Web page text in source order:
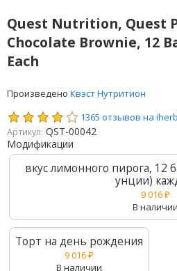
Quest Nutrition, Quest
Chocolate Brownie, 12
Each
Произведено Квэст Нутритион
1365 отзывов на
Артикул: QST-00042
Модификации
вкус лимонного пирога, 12
унции)
9 016₽
В наличии
Торт на день рождения
9 016₽
В наличии